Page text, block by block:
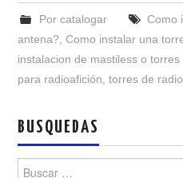
Por catalogar
Como
antena?,Como instalar una
instalacion de mastiless o
para radioafición,torres de
BUSQUEDAS
Buscar: